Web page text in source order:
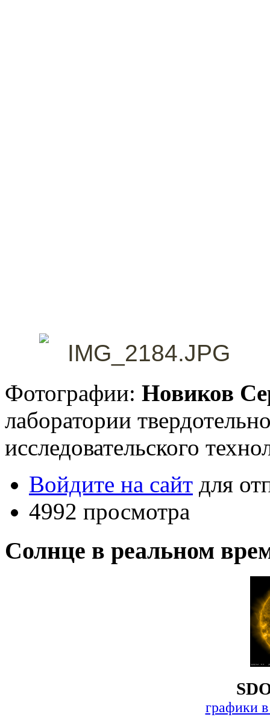
Фотографии: Новиков
лаборатории
исследовательского
Войдите на сайт для
4992 просмотра
Солнце в реальном
графики